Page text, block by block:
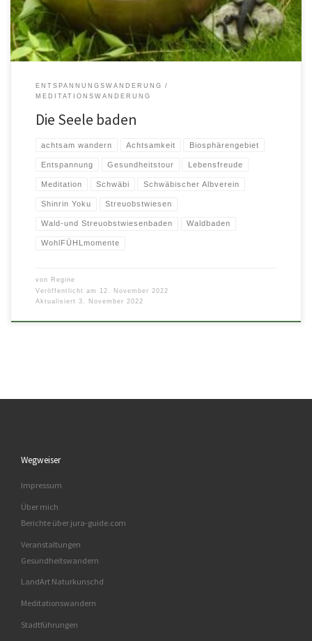
ENTSPANNUNGSWANDERUNG
MEDITATIONSWANDERUNG
Die Seele baden
achtsam wandern Achtsamkeit Biosphärengebiet
Entspannung Gesundheitstour Lebensfreude
Meditation Schwäbi Schwäbischer Albverein
Shinrin Yoku Streuobstwiesen
Wald-und Streuobstwiesenbaden Waldbaden
WohlFÜHLmomente
von Regine
Veröffentlicht am
12. November 2022
Aktualisiert 3. November 2022
Wegweiser
Impressum
Über mich
Berichte über jura-guide.com
Veranstaltungen
Gesundheitswandern
LandArt Naturkunschd
Meditationswandern
Stadtführungen